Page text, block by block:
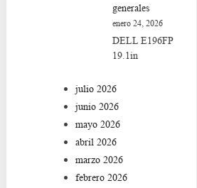
generales
enero 24, 2026
DELL E196FP
19.1in
julio 2026
junio 2026
mayo 2026
abril 2026
marzo 2026
febrero 2026